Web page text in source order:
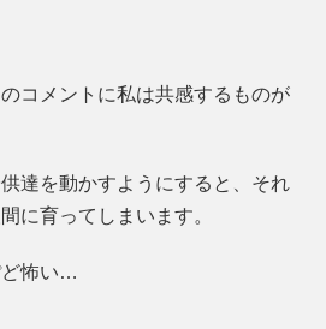
コメントに私は共感するものが
達を動かすようにすると、それ
に育ってしまいます。
ど怖い…